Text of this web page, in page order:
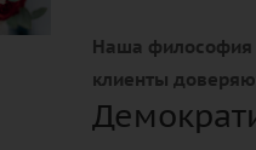
Наша философия
клиенты